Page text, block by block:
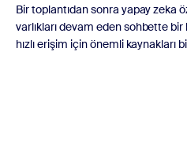
Bir toplantıdan sonra yapay zeka
varlıkları devam eden sohbette
hızlı erişim için önemli kaynakları